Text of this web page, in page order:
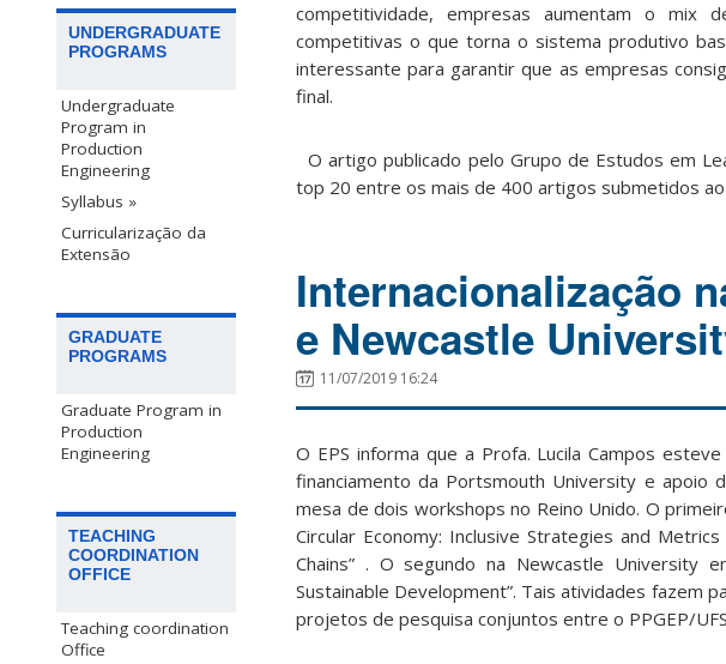
UNDERGRADUATE
PROGRAMS
Undergraduate
Program in
Production
Engineering
Syllabus »
Curricularização da
Extensão
GRADUATE
PROGRAMS
Graduate Program in
Production
Engineering
TEACHING
COORDINATION
OFFICE
Teaching coordination
Office
competitividade, empresas aumentam o mix
competitivas o que torna o sistema produtivo
interessante para garantir que as empresas
final.
O artigo publicado pelo Grupo de Estudos em
top 20 entre os mais de 400 artigos submetidos
Internacionalização
e Newcastle
11/07/2019 16:24
O EPS informa que a Profa. Lucila Campos
financiamento da Portsmouth University e apoio
mesa de dois workshops no Reino Unido. O
Circular Economy: Inclusive Strategies and
Chains” . O segundo na Newcastle University
Sustainable Development”. Tais atividades fazem
projetos de pesquisa conjuntos entre o PPGEP/